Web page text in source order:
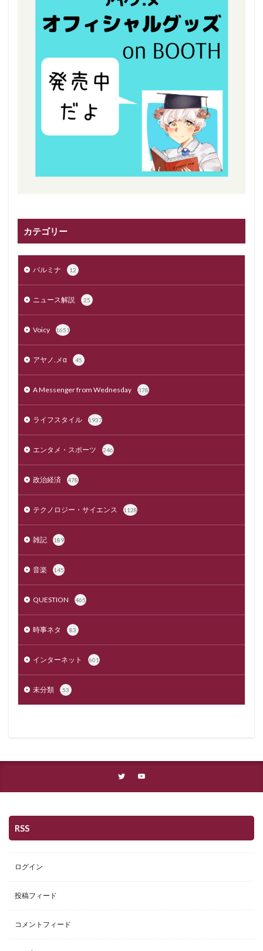
カテゴリー
パルミナ 12
ニュース解説 25
Voicy 1651
アヤノ.メα 45
A Messenger from Wednesday 378
ライフスタイル 1937
エンタメ・スポーツ 246
政治経済 478
テクノロジー・サイエンス 1128
雑記 189
音楽 145
QUESTION 465
時事ネタ 83
インターネット 601
未分類 53
RSS
ログイン
投稿フィード
コメントフィード